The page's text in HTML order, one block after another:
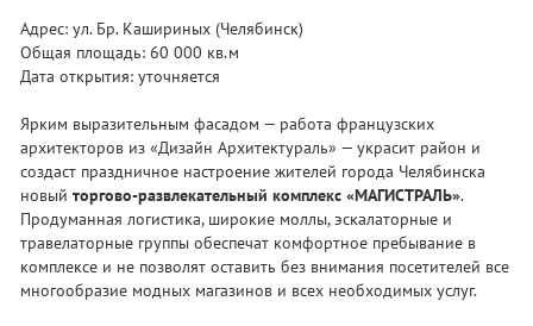
Адрес: ул. Бр. Кашириных (Челябинск)
Общая площадь: 60 000 кв.м
Дата открытия: уточняется
Ярким выразительным фасадом — работа французских
архитекторов из «Дизайн Архитектураль» — украсит район и
создаст праздничное настроение жителей города Челябинска
новый торгово-развлекательный комплекс «МАГИСТРАЛЬ».
Продуманная логистика, широкие моллы, эскалаторные и
травелаторные группы обеспечат комфортное пребывание в
комплексе и не позволят оставить без внимания посетителей все
многообразие модных магазинов и всех необходимых услуг.